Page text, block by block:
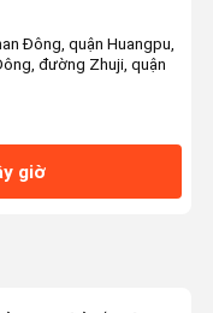
Đông, quận Huangpu,
đường Zhuji, quận
giờ